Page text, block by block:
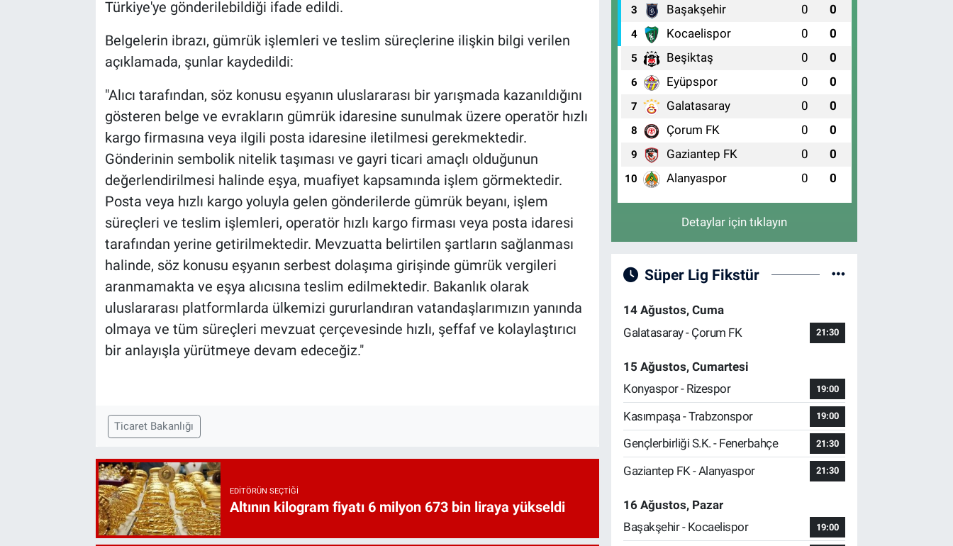
Türkiye'ye gönderilebildiği ifade edildi.
Belgelerin ibrazı, gümrük işlemleri ve teslim süreçlerine ilişkin bilgi verilen
açıklamada, şunlar kaydedildi:
"Alıcı tarafından, söz konusu eşyanın uluslararası bir yarışmada kazanıldığını
gösteren belge ve evrakların gümrük idaresine sunulmak üzere operatör hızlı
kargo firmasına veya ilgili posta idaresine iletilmesi gerekmektedir.
Gönderinin sembolik nitelik taşıması ve gayri ticari amaçlı olduğunun
değerlendirilmesi halinde eşya, muafiyet kapsamında işlem görmektedir.
Posta veya hızlı kargo yoluyla gelen gönderilerde gümrük beyanı, işlem
süreçleri ve teslim işlemleri, operatör hızlı kargo firması veya posta idaresi
tarafından yerine getirilmektedir. Mevzuatta belirtilen şartların sağlanması
halinde, söz konusu eşyanın serbest dolaşıma girişinde gümrük vergileri
aranmamakta ve eşya alıcısına teslim edilmektedir. Bakanlık olarak
uluslararası platformlarda ülkemizi gururlandıran vatandaşlarımızın yanında
olmaya ve tüm süreçleri mevzuat çerçevesinde hızlı, şeffaf ve kolaylaştırıcı
bir anlayışla yürütmeye devam edeceğiz."
Ticaret Bakanlığı
EDITÖRÜN SEÇTIĞI
Altının kilogram fiyatı 6 milyon 673 bin liraya yükseldi
3 Başakşehir 0 0
4 Kocaelispor 0 0
5 Beşiktaş 0 0
6 Eyüpspor 0 0
7 Galatasaray 0 0
8 Çorum FK 0 0
9 Gaziantep FK 0 0
10 Alanyaspor 0 0
Detaylar için tıklayın
Süper Lig Fikstür
14 Ağustos, Cuma
Galatasaray - Çorum FK
21:30
15 Ağustos, Cumartesi
Konyaspor - Rizespor
19:00
Kasımpaşa - Trabzonspor 19:00
Gençlerbirliği S.K. - Fenerbahçe 21:30
Gaziantep FK - Alanyaspor 21:30
16 Ağustos, Pazar
Başakşehir - Kocaelispor
19:00